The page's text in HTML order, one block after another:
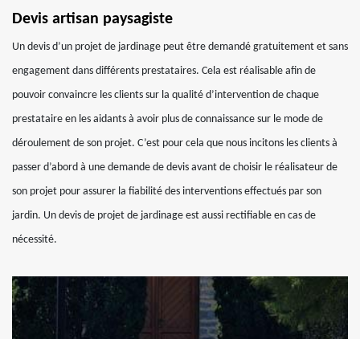
Devis artisan paysagiste
Un devis d’un projet de jardinage peut être demandé gratuitement et sans
engagement dans différents prestataires. Cela est réalisable afin de
pouvoir convaincre les clients sur la qualité d’intervention de chaque
prestataire en les aidants à avoir plus de connaissance sur le mode de
déroulement de son projet. C’est pour cela que nous incitons les clients à
passer d’abord à une demande de devis avant de choisir le réalisateur de
son projet pour assurer la fiabilité des interventions effectués par son
jardin. Un devis de projet de jardinage est aussi rectifiable en cas de
nécessité.